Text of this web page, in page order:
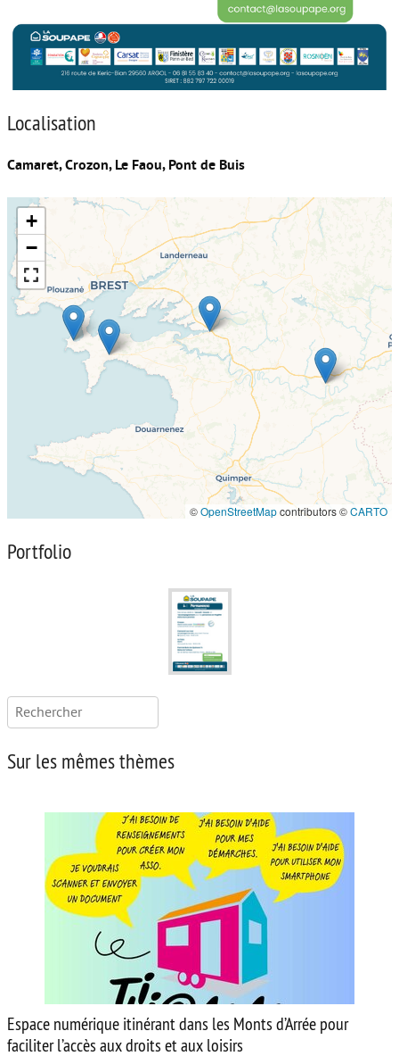
Localisation
Camaret, Crozon, Le Faou, Pont de Buis
+
−
©OpenStreetMapcontributors ©CARTO
Portfolio
Rechercher :
Sur les mêmes thèmes
Espace numérique itinérant dans les Monts d’Arrée pour
faciliter l’accès aux droits et aux loisirs